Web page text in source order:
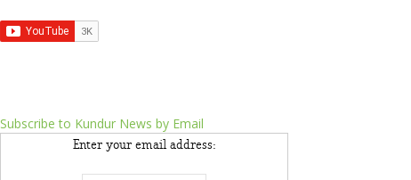
Subscribe to Kundur News by Email
Enter your email address: